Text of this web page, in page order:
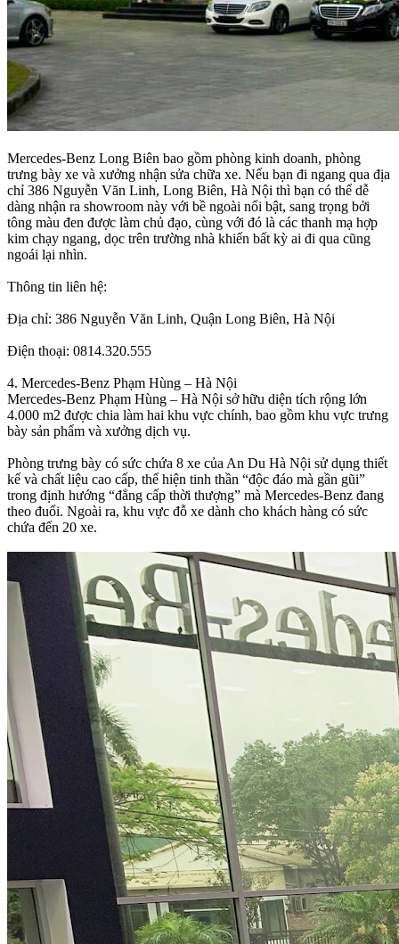
Mercedes-Benz Long Biên bao gồm phòng kinh doanh, phòng
trưng bày xe và xưởng nhận sửa chữa xe. Nếu bạn đi ngang qua địa
chỉ 386 Nguyễn Văn Linh, Long Biên, Hà Nội thì bạn có thể dễ
dàng nhận ra showroom này với bề ngoài nổi bật, sang trọng bởi
tông màu đen được làm chủ đạo, cùng với đó là các thanh mạ hợp
kim chạy ngang, dọc trên trường nhà khiến bất kỳ ai đi qua cũng
ngoái lại nhìn.
Thông tin liên hệ:
Địa chỉ: 386 Nguyễn Văn Linh, Quận Long Biên, Hà Nội
Điện thoại: 0814.320.555
4. Mercedes-Benz Phạm Hùng – Hà Nội
Mercedes-Benz Phạm Hùng – Hà Nội sở hữu diện tích rộng lớn
4.000 m2 được chia làm hai khu vực chính, bao gồm khu vực trưng
bày sản phẩm và xưởng dịch vụ.
Phòng trưng bày có sức chứa 8 xe của An Du Hà Nội sử dụng thiết
kế và chất liệu cao cấp, thể hiện tinh thần “độc đáo mà gần gũi”
trong định hướng “đẳng cấp thời thượng” mà Mercedes-Benz đang
theo đuổi. Ngoài ra, khu vực đỗ xe dành cho khách hàng có sức
chứa đến 20 xe.